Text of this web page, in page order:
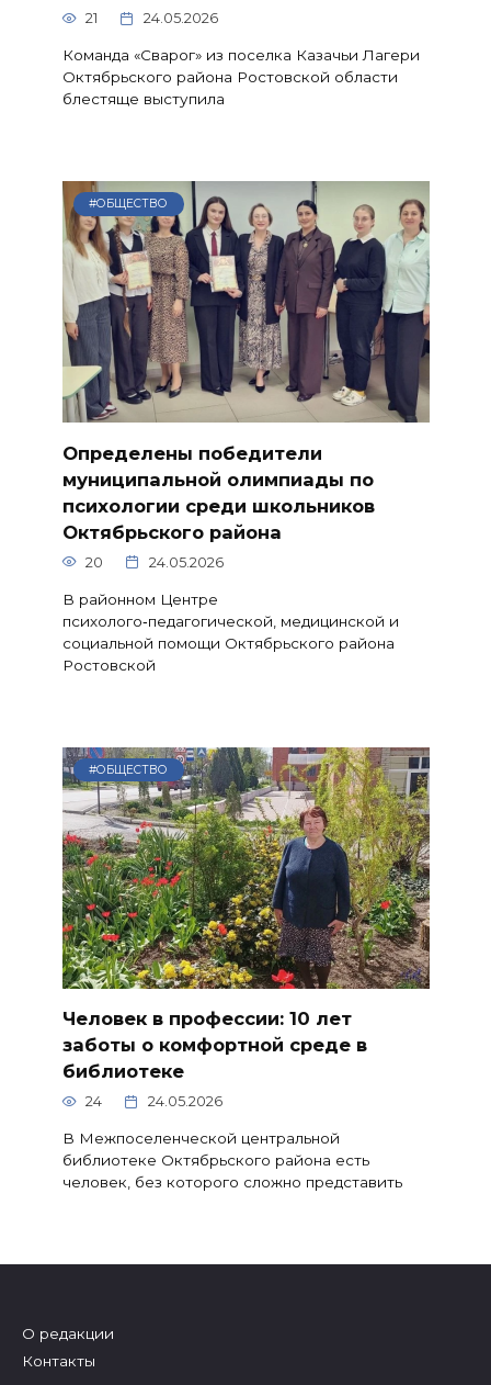
21 24.05.2026
Команда «Сварог» из поселка Казачьи Лагери
Октябрьского района Ростовской области
блестяще выступила
#ОБЩЕСТВО
Определены победители
муниципальной олимпиады по
психологии среди школьников
Октябрьского района
20 24.05.2026
В районном Центре
психолого‑педагогической, медицинской и
социальной помощи Октябрьского района
Ростовской
#ОБЩЕСТВО
Человек в профессии: 10 лет
заботы о комфортной среде в
библиотеке
24 24.05.2026
В Межпоселенческой центральной
библиотеке Октябрьского района есть
человек, без которого сложно представить
О редакции
Контакты